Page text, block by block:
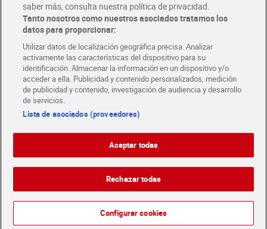
Tarjeta MaX Dia
Te devuelve hasta 8€/mes de tus compras.
¡Solicita tu tarjeta de crédito aquí!
COMER MEJOR CADA DIA
COLABORA CON DIA ABRE TU TIENDA DIA CORPORATE
EnglishPolítica de privacidad Política de cookies
Condiciones de compra
saber más, consulta nuestra política de privacidad.
Tanto nosotros como nuestros asociados tratamos los
datos para proporcionar:
Utilizar datos de localización geográfica precisa. Analizar
activamente las características del dispositivo para su
identificación. Almacenar la información en un dispositivo y/o
acceder a ella. Publicidad y contenido personalizados, medición
de publicidad y contenido, investigación de audiencia y desarrollo
de servicios.
Lista de asociados (proveedores)
Aceptar todas
Rechazar todas
Configurar cookies